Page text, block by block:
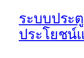
ระบบประ
ประโยชน์